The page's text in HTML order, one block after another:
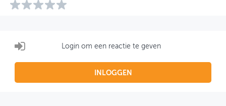
Login om een reactie te geven
INLOGGEN